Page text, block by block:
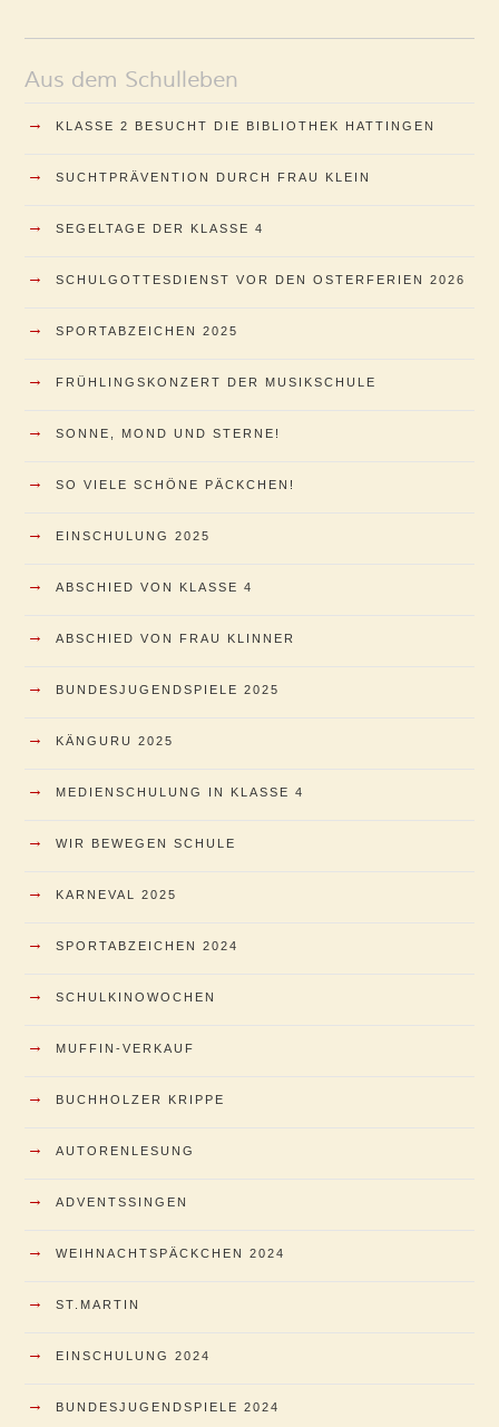
Aus dem Schulleben
→ KLASSE 2 BESUCHT DIE BIBLIOTHEK HATTINGEN
→ SUCHTPRÄVENTION DURCH FRAU KLEIN
→ SEGELTAGE DER KLASSE 4
→ SCHULGOTTESDIENST VOR DEN OSTERFERIEN 2026
→ SPORTABZEICHEN 2025
→ FRÜHLINGSKONZERT DER MUSIKSCHULE
→ SONNE, MOND UND STERNE!
→ SO VIELE SCHÖNE PÄCKCHEN!
→ EINSCHULUNG 2025
→ ABSCHIED VON KLASSE 4
→ ABSCHIED VON FRAU KLINNER
→ BUNDESJUGENDSPIELE 2025
→ KÄNGURU 2025
→ MEDIENSCHULUNG IN KLASSE 4
→ WIR BEWEGEN SCHULE
→ KARNEVAL 2025
→ SPORTABZEICHEN 2024
→ SCHULKINOWOCHEN
→ MUFFIN-VERKAUF
→ BUCHHOLZER KRIPPE
→ AUTORENLESUNG
→ ADVENTSSINGEN
→ WEIHNACHTSPÄCKCHEN 2024
→ ST.MARTIN
→ EINSCHULUNG 2024
→ BUNDESJUGENDSPIELE 2024